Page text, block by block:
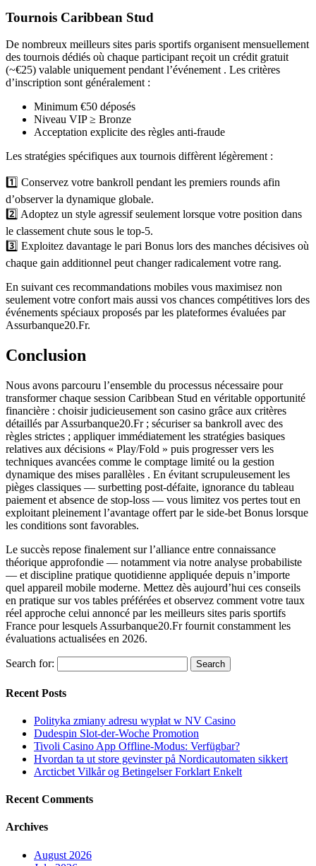
Tournois Caribbean Stud
De nombreux meilleurs sites paris sportifs organisent mensuellement
des tournois dédiés où chaque participant reçoit un crédit gratuit
(~€25) valable uniquement pendant l’événement . Les critères
d’inscription sont généralement :
Minimum €50 déposés
Niveau VIP ≥ Bronze
Acceptation explicite des règles anti‑fraude
Les stratégies spécifiques aux tournois diffèrent légèrement :
1️⃣ Conservez votre bankroll pendant les premiers rounds afin
d’observer la dynamique globale.
2️⃣ Adoptez un style agressif seulement lorsque votre position dans
le classement chute sous le top‑5.
3️⃣ Exploitez davantage le pari Bonus lors des manches décisives où
chaque gain additionnel peut changer radicalement votre rang.
En suivant ces recommandations mobiles vous maximisez non
seulement votre confort mais aussi vos chances compétitives lors des
événements spéciaux proposés par les plateformes évaluées par
Assurbanque20.Fr.
Conclusion
Nous avons parcouru l’ensemble du processus nécessaire pour
transformer chaque session Caribbean Stud en véritable opportunité
financière : choisir judicieusement son casino grâce aux critères
détaillés par Assurbanque20.Fr ; sécuriser sa bankroll avec des
règles strictes ; appliquer immédiatement les stratégies basiques
relatives aux décisions « Play/Fold » puis progresser vers les
techniques avancées comme le comptage limité ou la gestion
dynamique des mises parallèles . En évitant scrupuleusement les
pièges classiques — surbetting post‑défaite, ignorance du tableau
paiement et absence de stop‑loss — vous limitez vos pertes tout en
exploitant pleinement l’avantage offert par le side‑bet Bonus lorsque
les conditions sont favorables.
Le succès repose finalement sur l’alliance entre connaissance
théorique approfondie — notamment via notre analyse probabiliste
— et discipline pratique quotidienne appliquée depuis n’importe
quel appareil mobile moderne. Mettez dès aujourd’hui ces conseils
en pratique sur vos tables préférées et observez comment votre taux
réel approche celui annoncé par les meilleurs sites paris sportifs
France pour lesquels Assurbanque20.Fr fournit constamment les
évaluations actualisées en 2026.
Search for:
Recent Posts
Polityka zmiany adresu wypłat w NV Casino
Dudespin Slot-der-Woche Promotion
Tivoli Casino App Offline-Modus: Verfügbar?
Hvordan ta ut store gevinster på Nordicautomaten sikkert
Arcticbet Vilkår og Betingelser Forklart Enkelt
Recent Comments
Archives
August 2026